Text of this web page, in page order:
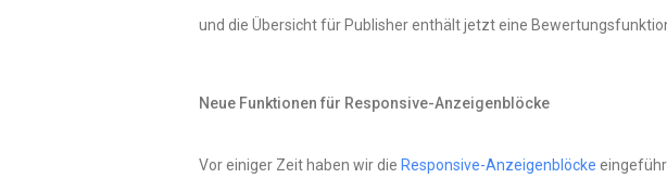
und die Übersicht für Publisher enthält jetzt eine
Neue Funktionen für Responsive-Anzeigenblöcke
Vor einiger Zeit haben wir die Responsive-Anzeigenblöcke